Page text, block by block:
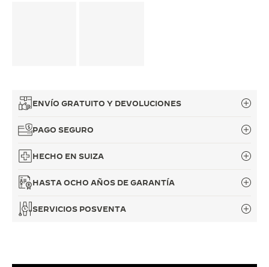
ENVÍO GRATUITO Y DEVOLUCIONES
PAGO SEGURO
HECHO EN SUIZA
HASTA OCHO AÑOS DE GARANTÍA
SERVICIOS POSVENTA